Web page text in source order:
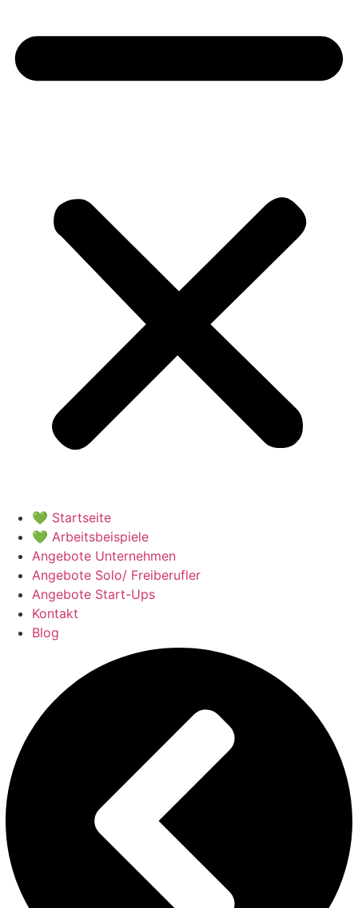
💚 Startseite
💚 Arbeitsbeispiele
Angebote Unternehmen
Angebote Solo/ Freiberufler
Angebote Start-Ups
Kontakt
Blog